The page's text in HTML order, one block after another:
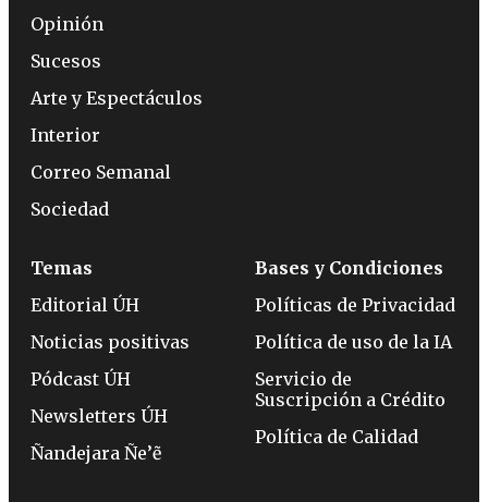
Opinión
Sucesos
Arte y Espectáculos
Interior
Correo Semanal
Sociedad
Temas
Editorial ÚH
Noticias positivas
Pódcast ÚH
Newsletters ÚH
Ñandejara Ñe’ẽ
Bases y Condiciones
Políticas de Privacidad
Política de uso de la IA
Servicio de
Suscripción a Crédito
Política de Calidad